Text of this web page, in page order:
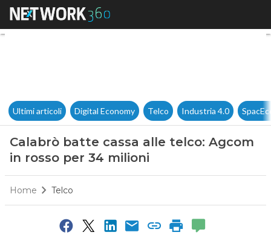
Calabrò batte cassa alle
Ultimi articoli Digital Economy Telco Industria 4.0
Calabrò batte cassa alle telco: Agcom
in rosso per 34 milioni
Home Telco